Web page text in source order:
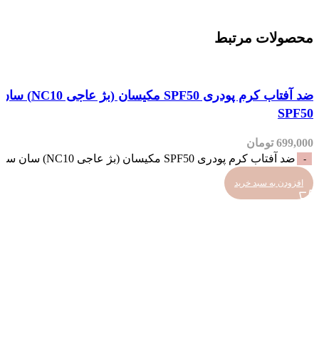
محصولات مرتبط
مشاهده سریع
افزودن به علاقه مندی
SPF50
699,000 تومان
ضد آفتاب کرم پودری SPF50 مکیسان (بژ عاجی NC10) سان سیف_SunSafe Maquisun Foundation Sunscreen SPF50 عدد
افزودن به سبد خرید